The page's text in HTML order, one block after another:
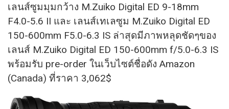
เลนส์ซูมมุมกว้าง M.Zuiko Digital ED 9-18mm
F4.0-5.6 II และ เลนส์เทเลซูม M.Zuiko Digital ED
150-600mm F5.0-6.3 IS ล่าสุดมีภาพหลุดชัดๆของ
เลนส์ M.Zuiko Digital ED 150-600mm f/5.0-6.3 IS
พร้อมรับ pre-order ในเว็บไซต์ชื่อดัง Amazon
(Canada)​ ที่ราคา 3,062$